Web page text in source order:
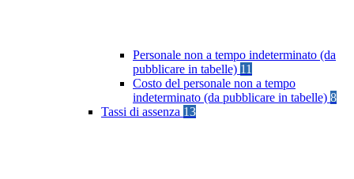
Personale non a tempo indeterminato (da
pubblicare in tabelle) 11
Costo del personale non a tempo
indeterminato (da pubblicare in tabelle) 8
Tassi di assenza 13